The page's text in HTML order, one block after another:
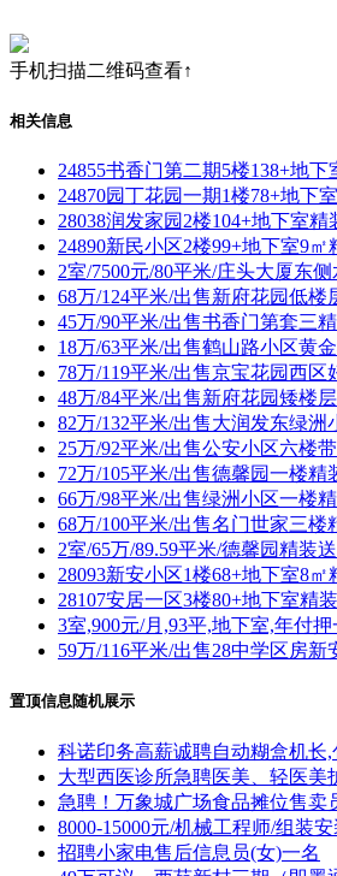
手机扫描二维码查看↑
相关信息
24855书香门第二期5楼138+地下
24870园丁花园一期1楼78+地下
28038润发家园2楼104+地下室精
24890新民小区2楼99+地下室9㎡
2室/7500元/80平米/庄头大厦东
68万/124平米/出售新府花园低
45万/90平米/出售书香门第套三
18万/63平米/出售鹤山路小区黄
78万/119平米/出售京宝花园西
48万/84平米/出售新府花园矮楼
82万/132平米/出售大润发东绿
25万/92平米/出售公安小区六楼
72万/105平米/出售德馨园一楼精
66万/98平米/出售绿洲小区一楼
68万/100平米/出售名门世家三楼
2室/65万/89.59平米/德馨园精装
28093新安小区1楼68+地下室8
28107安居一区3楼80+地下室精
3室,900元/月,93平,地下室,年付
59万/116平米/出售28中学区房
置顶信息随机展示
科诺印务高薪诚聘自动糊盒机长
大型西医诊所急聘医美、轻医美
急聘！万象城广场食品摊位售卖
8000-15000元/机械工程师/组装
招聘小家电售后信息员(女)一名